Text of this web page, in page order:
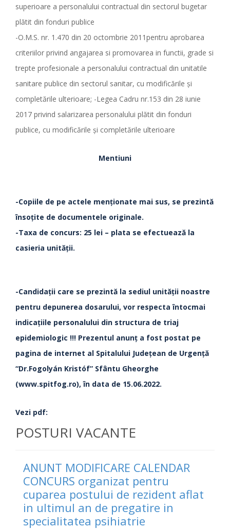
superioare a personalului contractual din sectorul bugetar
plătit din fonduri publice
-O.M.S. nr. 1.470 din 20 octombrie 2011pentru aprobarea
criteriilor privind angajarea si promovarea in functii, grade si
trepte profesionale a personalului contractual din unitatile
sanitare publice din sectorul sanitar, cu modificările și
completările ulterioare; -Legea Cadru nr.153 din 28 iunie
2017 privind salarizarea personalului plătit din fonduri
publice, cu modificările şi completările ulterioare
Mentiuni
-Copiile de pe actele menționate mai sus, se prezintă
însoțite de documentele originale.
-Taxa de concurs: 25 lei – plata se efectuează la
casieria unității.
-Candidații care se prezintă la sediul unității noastre
pentru depunerea dosarului, vor respecta întocmai
indicațiile personalului din structura de triaj
epidemiologic !!! Prezentul anunţ a fost postat pe
pagina de internet al Spitalului Judeţean de Urgenţă
“Dr.Fogolyán Kristóf” Sfântu Gheorghe
(www.spitfog.ro), în data de 15.06.2022.
Vezi pdf:
POSTURI VACANTE
ANUNT MODIFICARE CALENDAR
CONCURS organizat pentru
cuparea postului de rezident aflat
in ultimul an de pregatire in
specialitatea psihiatrie